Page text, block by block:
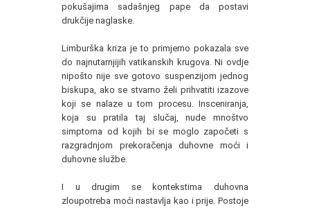
pokušajima sadašnjeg pape da postavi
drukčije naglaske.
Limburška kriza je to primjerno pokazala sve
do najnutarnjijih vatikanskih krugova. Ni ovdje
nipošto nije sve gotovo suspenzijom jednog
biskupa, ako se stvarno želi prihvatiti izazove
koji se nalaze u tom procesu. Insceniranja,
koja su pratila taj slučaj, nude mnoštvo
simptoma od kojih bi se moglo započeti s
razgradnjom prekoračenja duhovne moći i
duhovne službe.
I u drugim se kontekstima duhovna
zloupotreba moći nastavlja kao i prije. Postoje